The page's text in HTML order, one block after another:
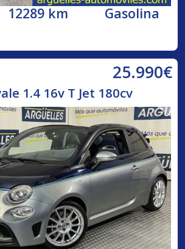
12289 km Gasolina
25.990€
1.4 16v T Jet 180cv